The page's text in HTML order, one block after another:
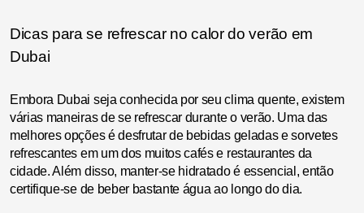
Dicas para se refrescar no calor do verão em
Dubai
Embora Dubai seja conhecida por seu clima quente, existem
várias maneiras de se refrescar durante o verão. Uma das
melhores opções é desfrutar de bebidas geladas e sorvetes
refrescantes em um dos muitos cafés e restaurantes da
cidade. Além disso, manter-se hidratado é essencial, então
certifique-se de beber bastante água ao longo do dia.